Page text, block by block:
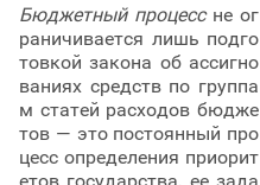
Бюджетный процессне ог
раничивается лишь подго
товкой закона об ассигно
ваниях средств по группа
м статей расходов бюдже
тов — это постоянный про
цесс определения приорит
етов государства, ее зада